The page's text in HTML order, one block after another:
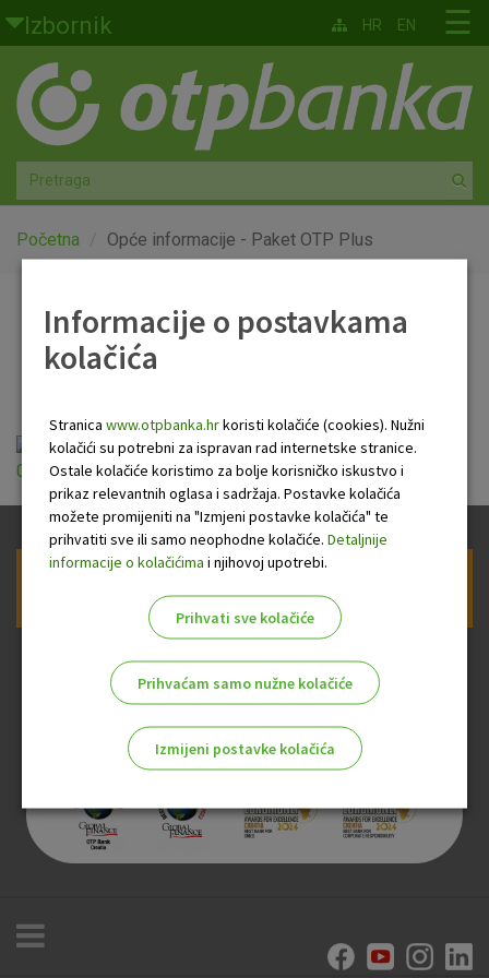
Skoči na glavni sadržaj
Izbornik
Građani
Privatno bankarstvo
Agro
Mala poduzeća i obrtnici
Globalna tržišta
O nama
☰
HR EN
Početna Opće informacije - Paket OTP Plus
Opće informacije - Paket
Opće informacije o Paketu OTP Plus
01.06.2026.pdf
Informacije o postavkama
kolačića
Stranica www.otpbanka.hrkoristi kolačiće (cookies). Nužni
kolačići su potrebni za ispravan rad internetske stranice.
Ostale kolačiće koristimo za bolje korisničko iskustvo i
prikaz relevantnih oglasa i sadržaja. Postavke kolačića
možete promijeniti na "Izmjeni postavke kolačića" te
prihvatiti sve ili samo neophodne kolačiće. Detaljnije
informacije o kolačićima i njihovoj upotrebi.
Prihvati sve kolačiće
Prihvaćam samo nužne kolačiće
Izmijeni postavke kolačića
Nužni kolačići
Analitički kolačići